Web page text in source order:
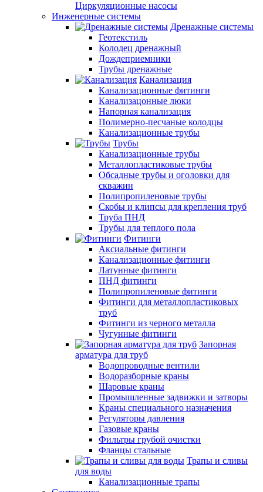
Циркуляционные насосы
Инженерные системы
Дренажные системы
Геотекстиль
Колодец дренажный
Дождеприемники
Трубы дренажные
Канализация
Канализационные фитинги
Канализацонные люки
Напорная канализация
Полимерно-песчаные колодцы
Канализационные трубы
Трубы
Канализационные трубы
Металлопластиковые трубы
Обсадные трубы и оголовки для
скважин
Полипропиленовые трубы
Скобы и клипсы для крепления труб
Труба ПНД
Трубы для теплого пола
Фитинги
Аксиальные фитинги
Канализационные фитинги
Латунные фитинги
ПНД фитинги
Полипропиленовые фитинги
Фитинги для металлопластиковых
труб
Фитинги из черного металла
Чугунные фитинги
Запорная
арматура для труб
Водопроводные вентили
Водоразборные краны
Шаровые краны
Промышленные задвижки и затворы
Краны специального назначения
Регуляторы давления
Газовые краны
Фильтры грубой очистки
Фланцы стальные
Трапы и сливы
для воды
Канализационные трапы